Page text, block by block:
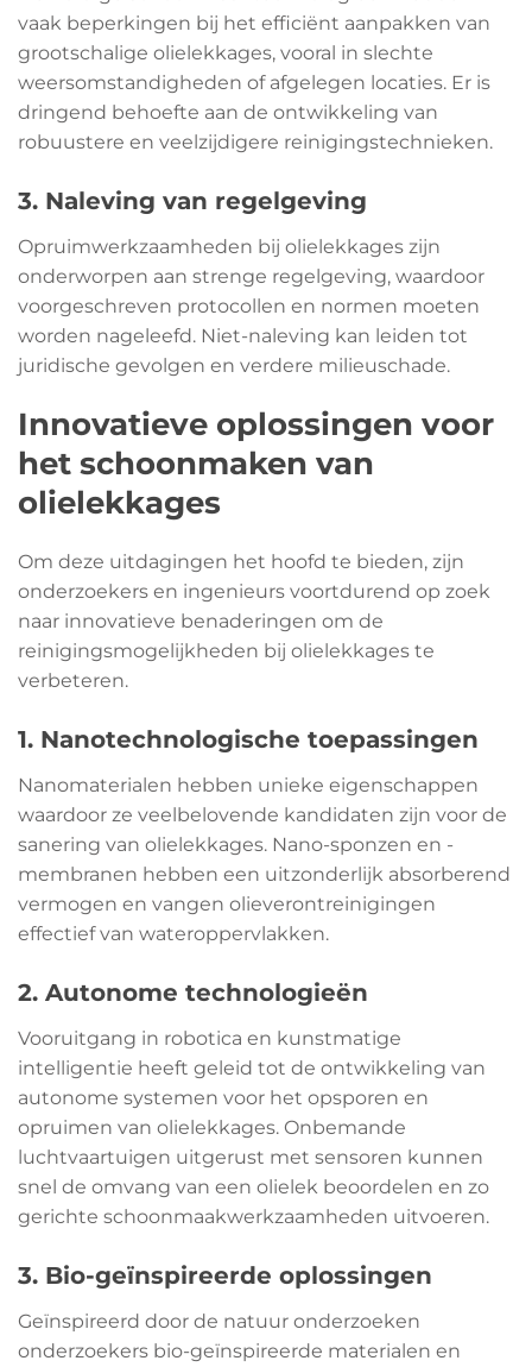
vaak beperkingen bij het efficiënt aanpakken van
grootschalige olielekkages, vooral in slechte
weersomstandigheden of afgelegen locaties. Er is
dringend behoefte aan de ontwikkeling van
robuustere en veelzijdigere reinigingstechnieken.
3. Naleving van regelgeving
Opruimwerkzaamheden bij olielekkages zijn
onderworpen aan strenge regelgeving, waardoor
voorgeschreven protocollen en normen moeten
worden nageleefd. Niet-naleving kan leiden tot
juridische gevolgen en verdere milieuschade.
Innovatieve oplossingen voor
het schoonmaken van
olielekkages
Om deze uitdagingen het hoofd te bieden, zijn
onderzoekers en ingenieurs voortdurend op zoek
naar innovatieve benaderingen om de
reinigingsmogelijkheden bij olielekkages te
verbeteren.
1. Nanotechnologische toepassingen
Nanomaterialen hebben unieke eigenschappen
waardoor ze veelbelovende kandidaten zijn voor de
sanering van olielekkages. Nano-sponzen en -
membranen hebben een uitzonderlijk absorberend
vermogen en vangen olieverontreinigingen
effectief van wateroppervlakken.
2. Autonome technologieën
Vooruitgang in robotica en kunstmatige
intelligentie heeft geleid tot de ontwikkeling van
autonome systemen voor het opsporen en
opruimen van olielekkages. Onbemande
luchtvaartuigen uitgerust met sensoren kunnen
snel de omvang van een olielek beoordelen en zo
gerichte schoonmaakwerkzaamheden uitvoeren.
3. Bio-geïnspireerde oplossingen
Geïnspireerd door de natuur onderzoeken
onderzoekers bio-geïnspireerde materialen en